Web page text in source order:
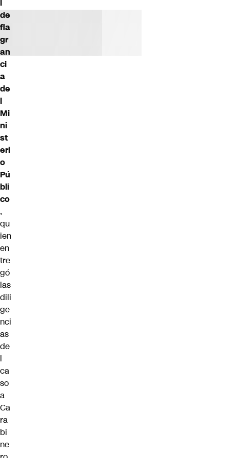
l
de
fla
gr
an
ci
a
de
l
Mi
ni
st
eri
o
Pú
bli
co
,
qu
ien
en
tre
gó
las
dili
ge
nci
as
de
l
ca
so
a
Ca
ra
bi
ne